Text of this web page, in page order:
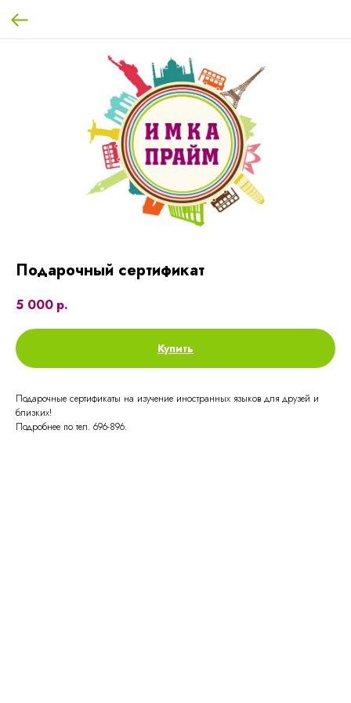
Подарочный сертификат
5 000 р.
Купить
Подарочные сертификаты на изучение иностранных языков для друзей и
близких!
Подробнее по тел. 696-896.